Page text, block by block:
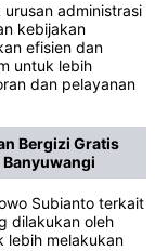
administrasi
kebijakan
efisien dan
untuk lebih
dan pelayanan
Bergizi Gratis
Banyuwangi
Subianto terkait
dilakukan oleh
lebih melakukan